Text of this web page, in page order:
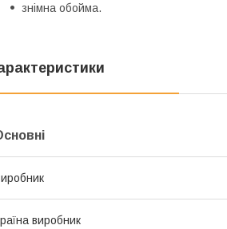
знімна обойма.
виробник